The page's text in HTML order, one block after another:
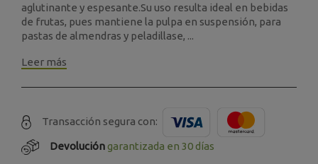
aglutinante y espesante.Su uso resulta ideal en bebidas
de frutas, pues mantiene la pulpa en suspensión, para
pastas de almendras y peladillase, ...
Leer más
Transacción segura con:
Devolucióngarantizada en 30 días